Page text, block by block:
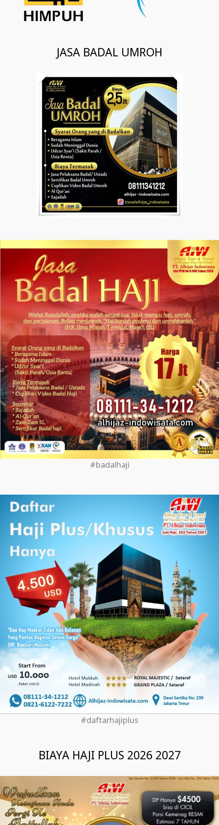
JASA BADAL UMROH
#badalhaji
#daftarhajiplus
BIAYA HAJI PLUS 2026 2027